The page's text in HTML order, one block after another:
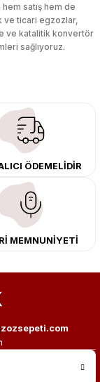
satış hem de
ve ticari egzozlar,
ve katalitik konvertör
sağlıyoruz.
egzozları ve
aracınızın
İstanbul’daki montaj
her yerine güvenli
katmak için doğru
ÖDEMELİDİR
MEMNUNİYETİ